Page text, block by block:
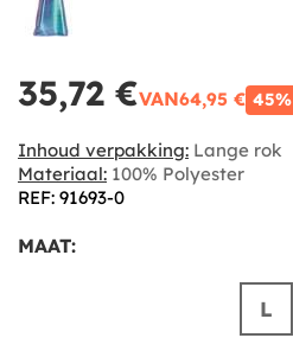
35,72 €VAN64,95 € 45%
Inhoud verpakking: Lange rok
Materiaal: 100% Polyester
REF: 91693-0
MAAT:
L